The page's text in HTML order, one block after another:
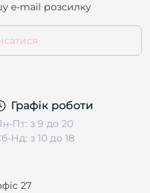
e-mail розсилку
Графік роботи
Пт: з 9 до 20
Нд: з 10 до 18
27